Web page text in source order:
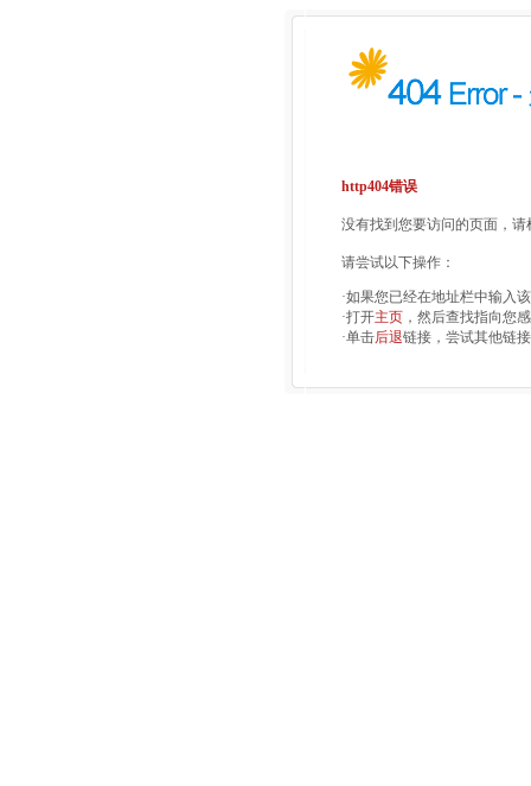
http404错误
没有找到您要访问的页面，
请尝试以下操作：
·如果您已经在地址栏中输入
·打开主页 ，然后查找指向您
·单击后退链接，尝试其他链